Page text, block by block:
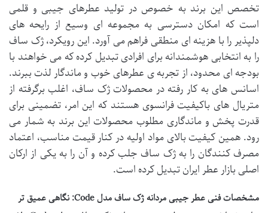
تخصص این برند به خصوص در تولید عطرهای جیبی و قلمی
است که امکان دسترسی به مجموعه ای وسیع از رایحه های
دلپذیر را با هزینه ای منطقی فراهم می آورد. این رویکرد، ژک ساف
را به انتخابی هوشمندانه برای افرادی تبدیل کرده که می خواهند با
بودجه ای محدود، از تجربه ی عطرهای خوب و ماندگار لذت ببرند.
اسانس های به کار رفته در محصولات ژک ساف، اغلب برگرفته از
متریال های باکیفیت فرانسوی هستند که این امر، تضمینی برای
قدرت پخش و ماندگاری مطلوب محصولات این برند به شمار می
رود. همین کیفیت بالای مواد اولیه در کنار قیمت مناسب، اعتماد
مصرف کنندگان را به ژک ساف جلب کرده و آن را به یکی از ارکان
اصلی بازار عطر ایران تبدیل کرده است.
مشخصات فنی عطر جیبی مردانه ژک ساف مدل Code: نگاهی عمیق تر